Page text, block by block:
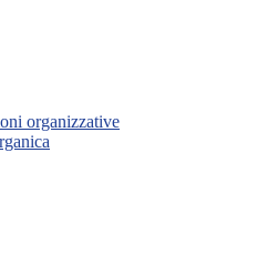
organizzative